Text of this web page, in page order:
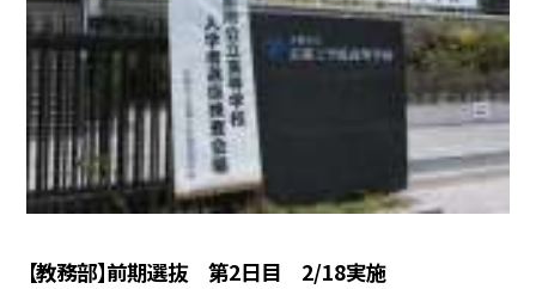
【教務部】前期選抜 第2日目 2/18実施